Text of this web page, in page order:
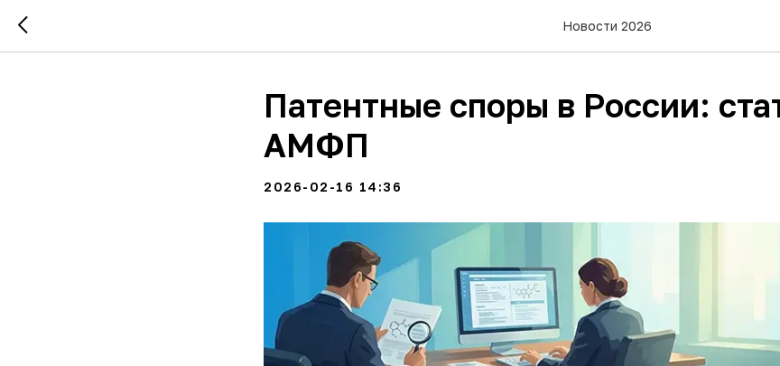
Новости 2026
Патентные споры в России:
АМФП
2026-02-16 14:36